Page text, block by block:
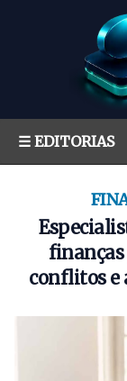
☰ EDITORIAS
finanças
conflitos e